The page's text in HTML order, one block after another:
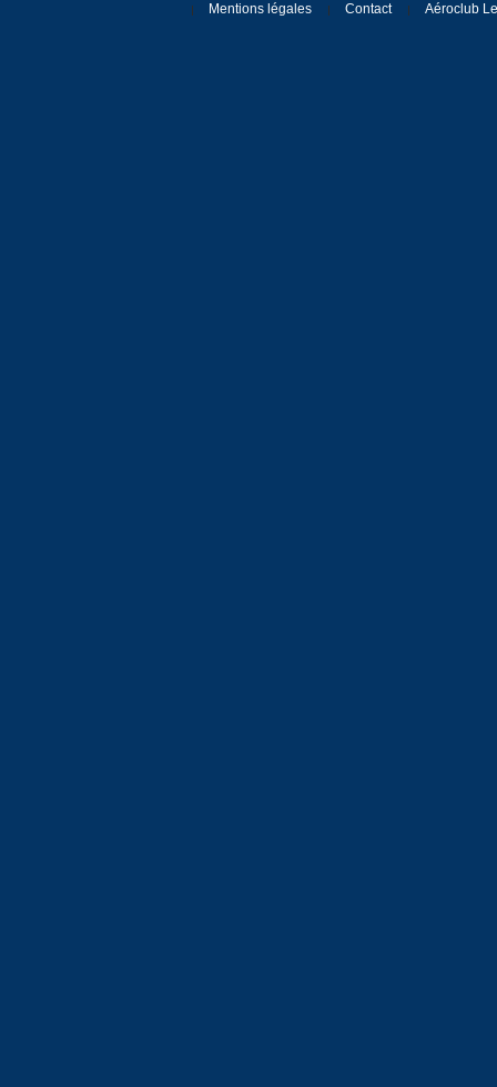
Mentions légales Contact Aéroclub